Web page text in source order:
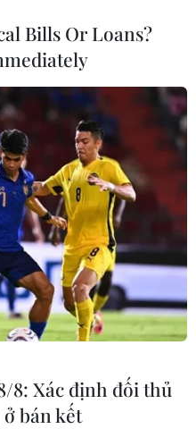
Bills Or Loans?
8: Xác định đối thủ
bán kết